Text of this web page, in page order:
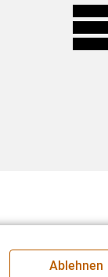
Ablehnen